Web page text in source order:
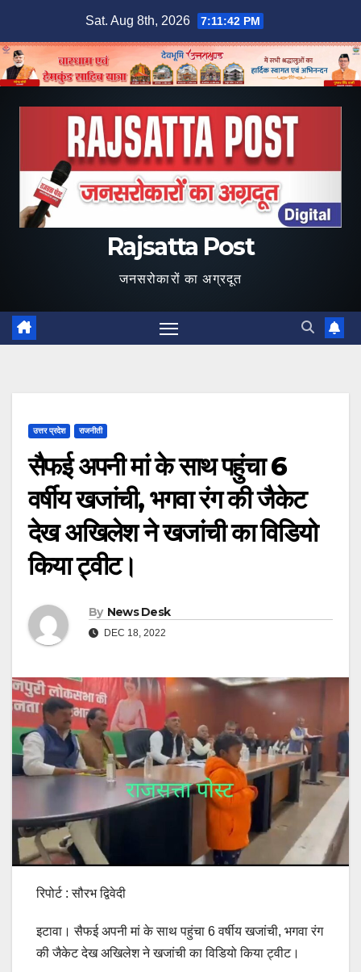
content
Sat. Aug 8th, 2026 7:11:43 PM
Rajsatta Post
जनसरोकारों का अग्रदूत
उत्तर प्रदेश राजनीती
सैफई अपनी मां के साथ पहुंचा 6
वर्षीय खजांची, भगवा रंग की जैकेट
देख अखिलेश ने खजांची का विडियो
किया ट्वीट।
By News Desk
DEC 18, 2022
रिपोर्ट : सौरभ द्विवेदी
इटावा। सैफई अपनी मां के साथ पहुंचा 6 वर्षीय खजांची, भगवा रंग
की जैकेट देख अखिलेश ने खजांची का विडियो किया ट्वीट।